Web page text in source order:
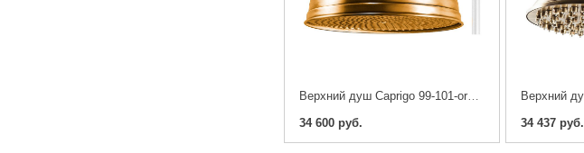
34 600 руб.
34 437 руб.